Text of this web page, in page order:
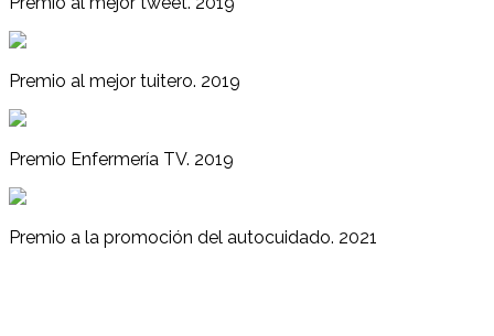
Premio al mejor tuitero. 2019
Premio Enfermería TV. 2019
Premio a la promoción del autocuidado. 2021